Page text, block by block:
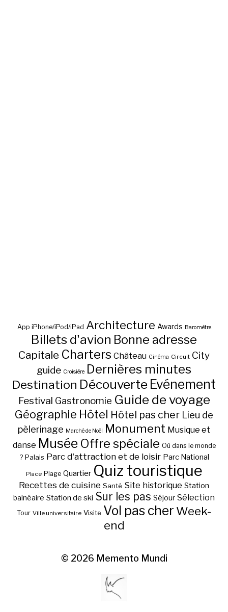
App iPhone/iPod/iPad Architecture Awards Baromètre
Billets d'avion Bonne adresse
Capitale Charters Château Cinéma Circuit City
guide Croisière Dernières minutes
Destination Découverte Evénement
Festival Gastronomie Guide de voyage
Géographie Hôtel Hôtel pas cher Lieu de
pèlerinage Marché de Noël Monument Musique et
danse Musée Offre spéciale Où dans le monde
? Palais Parc d'attraction et de loisir Parc National
Place Plage Quartier Quiz touristique
Recettes de cuisine Santé Site historique Station
balnéaire Station de ski Sur les pas Séjour Sélection
Tour Ville universitaire Visite Vol pas cher Week-
end
© 2026 Memento Mundi